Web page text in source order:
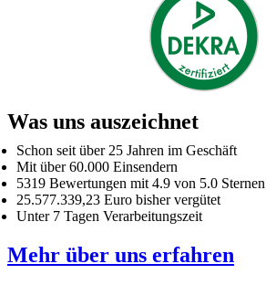
Was uns auszeichnet
Schon seit über 25 Jahren im Geschäft
Mit über 60.000 Einsendern
5319 Bewertungen mit 4.9 von 5.0 Sternen
25.577.339,23 Euro bisher vergütet
Unter 7 Tagen Verarbeitungszeit
Mehr über uns erfahren